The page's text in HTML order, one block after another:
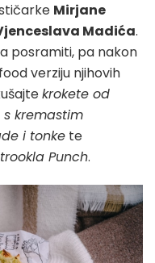
Mirjane
Madića.
posramiti, pa nakon
verziju njihovih
krokete od
kremastim
i tonke te
Punch.